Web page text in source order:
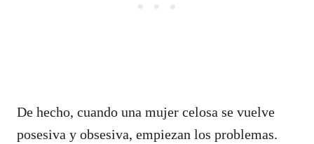
De hecho, cuando una mujer celosa se vuelve
posesiva y obsesiva, empiezan los problemas.